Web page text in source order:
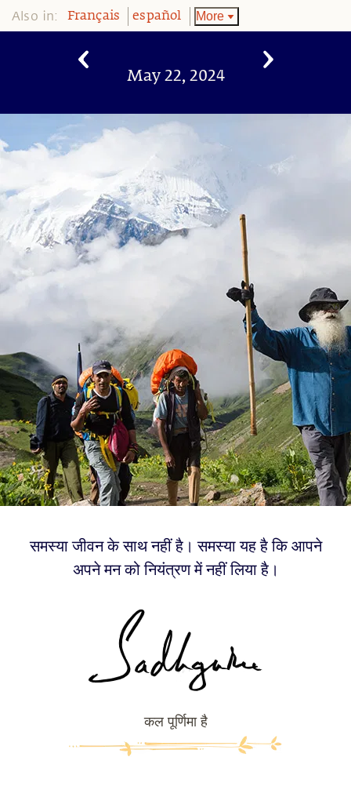
Also in: Français español More
May 22, 2024
समस्या जीवन के साथ नहीं है। समस्या यह है कि आपने
अपने मन को नियंत्रण में नहीं लिया है।
कल पूर्णिमा है